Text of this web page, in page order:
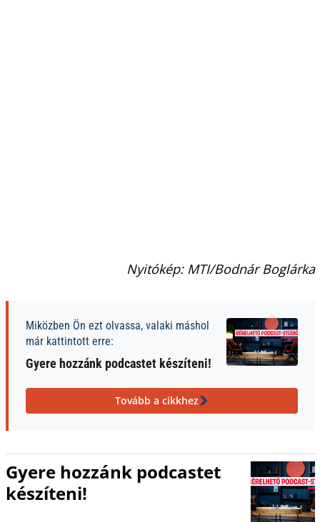
Nyitókép: MTI/Bodnár Boglárka
Miközben Ön ezt olvassa, valaki máshol
már kattintott erre:
Gyere hozzánk podcastet készíteni!
Tovább a cikkhez
Gyere hozzánk podcastet
készíteni!